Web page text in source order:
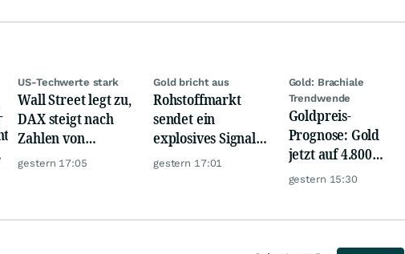
US-Techwerte stark
Wall Street legt zu,
DAX steigt nach
Zahlen von
Telekom, Henkel
gestern 17:05
Gold bricht aus
Rohstoffmarkt
sendet ein
explosives Signal:
China kauft Gold
gestern 17:01
Gold: Brachiale
Trendwende
Goldpreis-
Prognose: Gold
jetzt auf 4.800
USD? Anleger
gestern 15:30